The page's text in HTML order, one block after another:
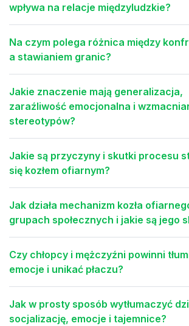
wpływa na relacje międzyludzkie?
Na czym polega różnica między
a stawianiem granic?
Jakie znaczenie mają generalizacja,
zaraźliwość emocjonalna i
stereotypów?
Jakie są przyczyny i skutki procesu
się kozłem ofiarnym?
Jak działa mechanizm kozła
grupach społecznych i jakie są jego
Czy chłopcy i mężczyźni powinni
emocje i unikać płaczu?
Jak w prosty sposób wytłumaczyć
socjalizację, emocje i tajemnice?